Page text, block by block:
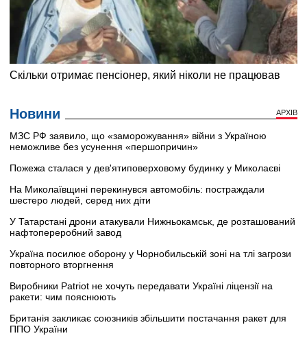
Новини АРХІВ
МЗС РФ заявило, що «заморожування» війни з Україною
неможливе без усунення «першопричин»
Пожежа сталася у дев'ятиповерховому будинку у Миколаєві
На Миколаївщині перекинувся автомобіль: постраждали
шестеро людей, серед них діти
У Татарстані дрони атакували Нижньокамськ, де розташований
нафтопереробний завод
Україна посилює оборону у Чорнобильській зоні на тлі загрози
повторного вторгнення
Виробники Patriot не хочуть передавати Україні ліцензії на
ракети: чим пояснюють
Британія закликає союзників збільшити постачання ракет для
ППО України